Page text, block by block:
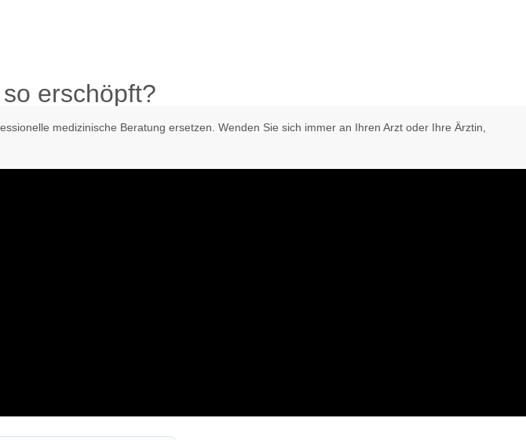
erschöpft?
medizinische Beratung ersetzen. Wenden Sie sich immer an Ihren Arzt oder Ihre Ärztin,